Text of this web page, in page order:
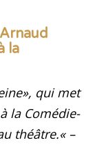
la
qui met
la Comédie-
théâtre.« –